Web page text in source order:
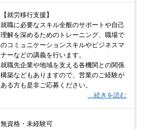
【就労移行支援】
就職に必要なスキル全般のサポートや自己
理解を深めるためのトレーニング、職場で
のコミュニケーションスキルやビジネスマ
ナーなどの講義を行います。
就職先企業や地域を支える各機関との関係
構築などもありますので、営業のご経験が
ある方も是非ご応募ください。
…続きを読む
無資格・未経験可